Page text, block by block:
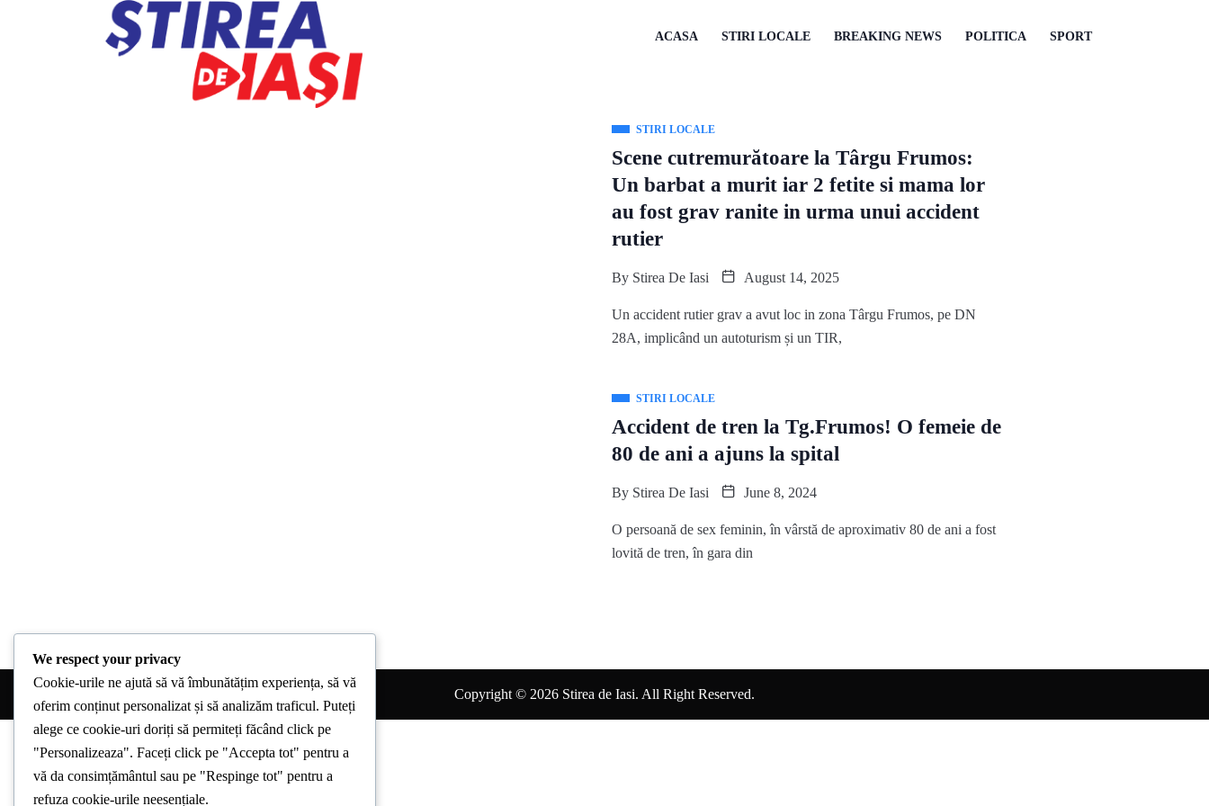
ACASA STIRI LOCALE BREAKING NEWS POLITICA SPORT
STIRI LOCALE
Scene cutremurătoare la Târgu Frumos:
Un barbat a murit iar 2 fetite si mama lor
au fost grav ranite in urma unui accident
rutier
By Stirea De Iasi August 14, 2025
Un accident rutier grav a avut loc in zona Târgu Frumos, pe DN
28A, implicând un autoturism și un TIR,
STIRI LOCALE
Accident de tren la Tg.Frumos! O femeie de
80 de ani a ajuns la spital
By Stirea De Iasi June 8, 2024
O persoană de sex feminin, în vârstă de aproximativ 80 de ani a fost
lovită de tren, în gara din
Copyright © 2026 Stirea de Iasi. All Right Reserved.
We respect your privacy
Cookie-urile ne ajută să vă îmbunătățim experiența, să vă
oferim conținut personalizat și să analizăm traficul. Puteți
alege ce cookie-uri doriți să permiteți făcând click pe
"Personalizeaza". Faceți click pe "Accepta tot" pentru a
vă da consimțământul sau pe "Respinge tot" pentru a
refuza cookie-urile neesențiale.